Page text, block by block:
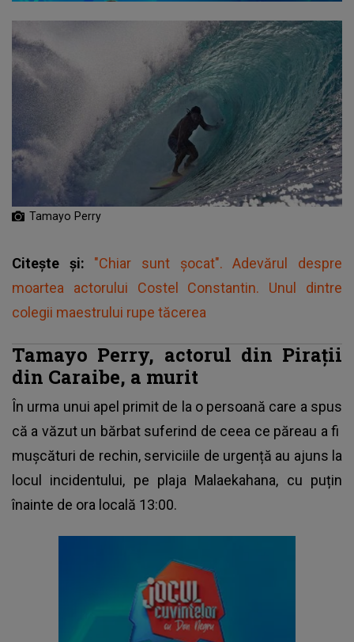
Tamayo Perry
Citește și: "Chiar sunt șocat". Adevărul despre
moartea actorului Costel Constantin. Unul dintre
colegii maestrului rupe tăcerea
Tamayo Perry, actorul din Pirații
din Caraibe, a murit
În urma unui apel primit de la o persoană care a spus
că a văzut un bărbat suferind de ceea ce păreau a fi
mușcături de rechin, serviciile de urgență au ajuns la
locul incidentului, pe plaja Malaekahana, cu puțin
înainte de ora locală 13:00.